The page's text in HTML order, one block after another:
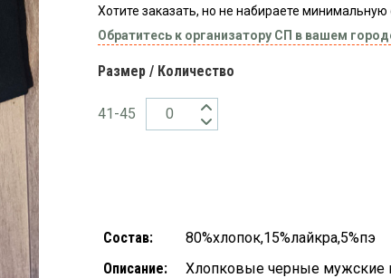
Хотите заказать, но не набираете минимальную
Обратитесь к организатору СП в вашем
Размер / Количество
41-45
Состав:
80%хлопок,15%лайкра,5%пэ
Описание:
Хлопковые черные мужские